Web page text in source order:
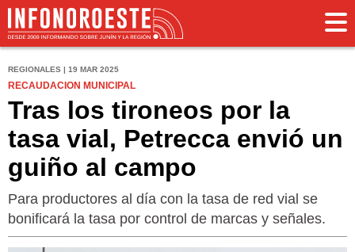
REGIONALES | 19 MAR 2025
RECAUDACION MUNICIPAL
Tras los tironeos por la
tasa vial, Petrecca envió un
guiño al campo
Para productores al día con la tasa de red vial se
bonificará la tasa por control de marcas y señales.